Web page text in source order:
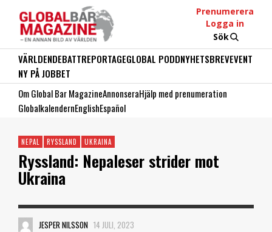
Prenumerera
Logga in
Sök
VÄRLDENDEBATTREPORTAGEGLOBAL PODDNYHETSBREVEVENT
NY PÅ JOBBET
Om Global Bar MagazineAnnonseraHjälp med prenumeration
GlobalkalendernEnglishEspañol
NEPAL RYSSLAND UKRAINA
Ryssland: Nepaleser strider mot
Ukraina
JESPER NILSSON 14 JULI, 2023